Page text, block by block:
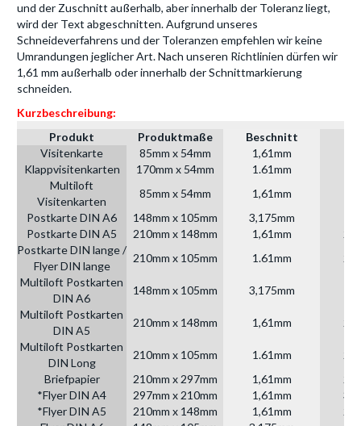
und der Zuschnitt außerhalb, aber innerhalb der Toleranz liegt,
wird der Text abgeschnitten. Aufgrund unseres
Schneideverfahrens und der Toleranzen empfehlen wir keine
Umrandungen jeglicher Art. Nach unseren Richtlinien dürfen wir
1,61 mm außerhalb oder innerhalb der Schnittmarkierung
schneiden.
Kurzbeschreibung:
Produkt
Produktmaße
Beschnitt
Visitenkarte
85mm x 54mm 1,61mm
Klappvisitenkarten
170mm x 54mm 1.61mm
Multiloft
Visitenkarten
85mm x 54mm 1,61mm
Postkarte DIN A6
148mm x 105mm 3,175mm
Postkarte DIN A5
210mm x 148mm 1,61mm
Postkarte DIN lange /
Flyer DIN lange
210mm x 105mm 1.61mm
Multiloft Postkarten
DIN A6
148mm x 105mm 3,175mm
Multiloft Postkarten
DIN A5
210mm x 148mm 1,61mm
Multiloft Postkarten
DIN Long
210mm x 105mm 1.61mm
Briefpapier
210mm x 297mm 1,61mm
*Flyer DIN A4
297mm x 210mm 1,61mm
*Flyer DIN A5
210mm x 148mm 1,61mm